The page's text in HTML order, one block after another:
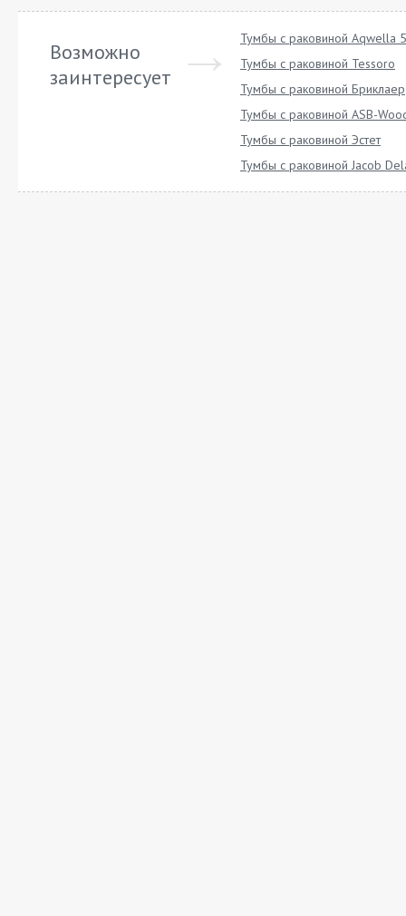
Возможно
заинтересует
Тумбы с раковиной Aqwella
Тумбы с раковиной Tessoro
Тумбы с раковиной Бриклаер
Тумбы с раковиной ASB-
Тумбы с раковиной Эстет
Тумбы с раковиной Jacob